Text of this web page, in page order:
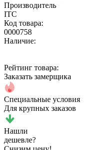
Производитель
ITC
Код товара:
0000758
Наличие:
Рейтинг товара:
Заказать замерщика
Специальные условия
Для крупных заказов
Нашли
дешевле?